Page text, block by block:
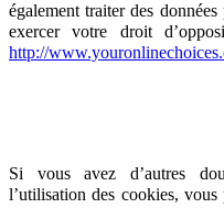
également traiter des
exercer votre droit
http://
Si vous avez d’autres
l’utilisation des cookies,